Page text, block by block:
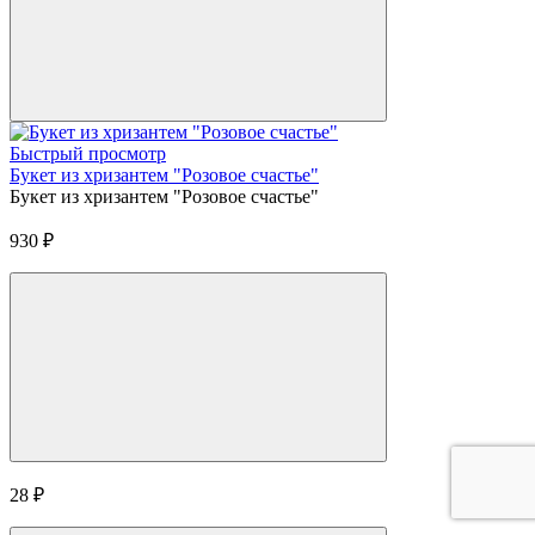
Быстрый просмотр
Букет из хризантем "Розовое счастье"
Букет из хризантем "Розовое счастье"
930 ₽
28 ₽